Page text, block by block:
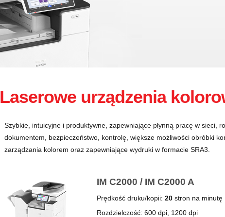
Laserowe urządzenia
Szybkie, intuicyjne i produktywne, zapewniające płynną pracę w sieci,
dokumentem, bezpieczeństwo, kontrolę, większe możliwości obróbki
zarządzania kolorem oraz zapewniające wydruki w formacie SRA3.
IM C2000 / IM C2000 A
Prędkość druku/kopii: 20 stron na minutę
Rozdzielczość: 600 dpi, 1200 dpi